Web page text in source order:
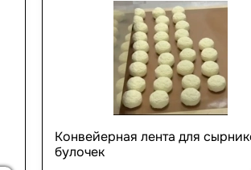
Конвейерная лента для
булочек